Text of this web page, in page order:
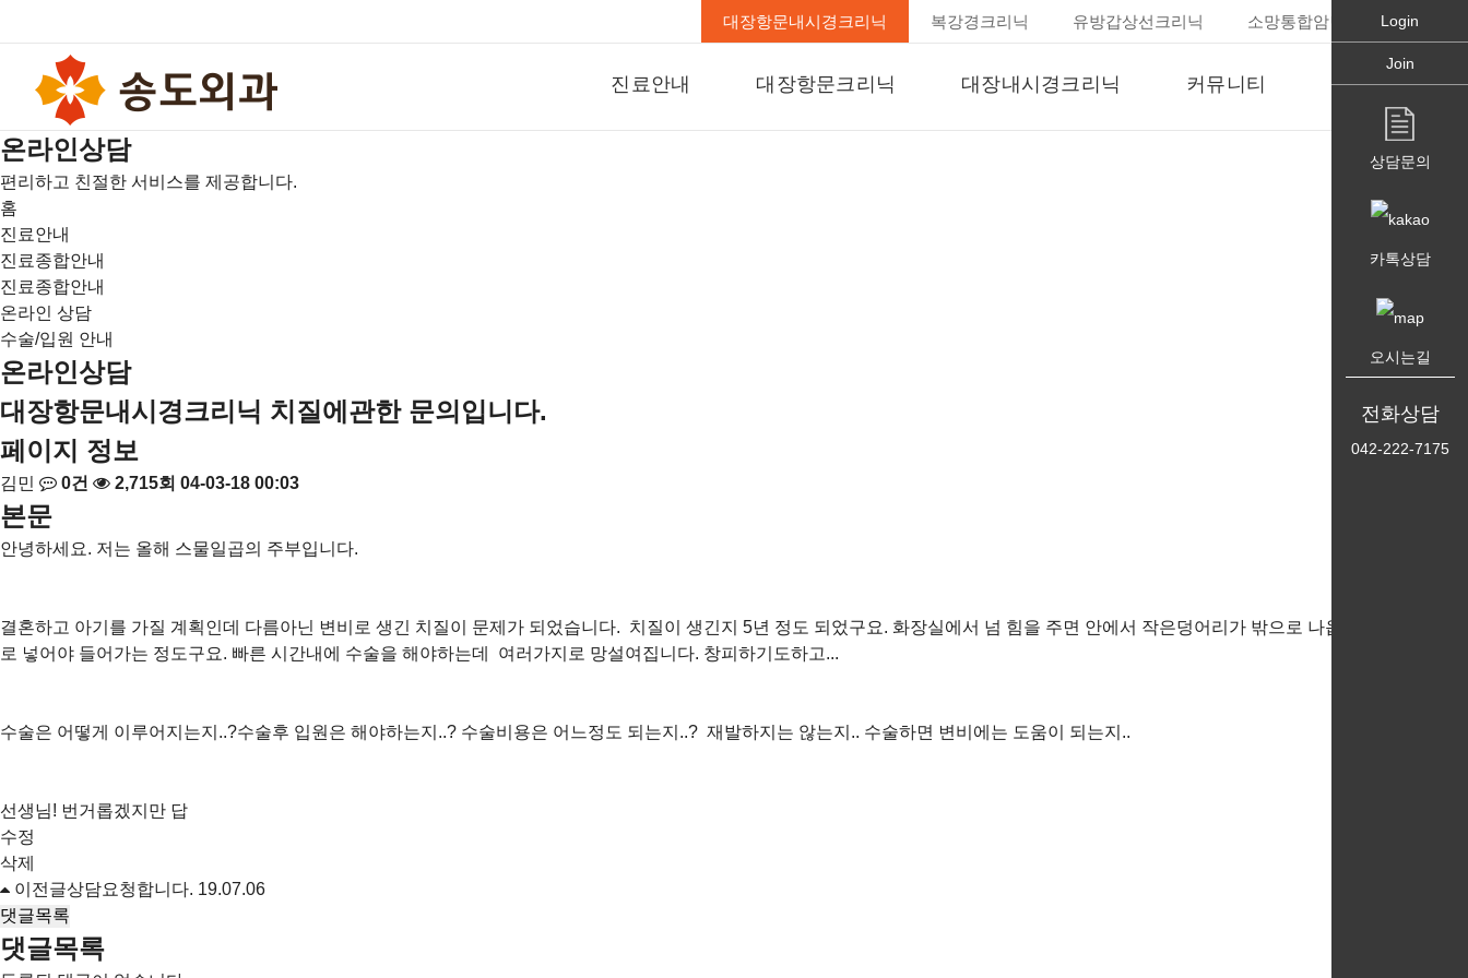
소망통합암면역크리닉
유방갑상선크리닉
복강경크리닉
대장항문내시경크리닉
진료안내 대장항문크리닉 대장내시경크리닉 커뮤니티 병원소개
병원장인사말
의료장비보기
병원둘러보기
찾아오시는길
Login
Join
상담문의
카톡상담
오시는길
전화상담
042-222-7175
온라인상담
편리하고 친절한 서비스를 제공합니다.
홈
진료안내
진료종합안내
진료종합안내
온라인 상담
수술/입원 안내
온라인상담
대장항문내시경크리닉 치질에관한 문의입니다.
페이지 정보
김민 0건 2,715회 04-03-18 00:03
본문
안녕하세요. 저는 올해 스물일곱의 주부입니다.
결혼하고 아기를 가질 계획인데 다름아닌 변비로 생긴 치질이 문제가 되었습니다. 치질이 생긴지 5년 정도 되었구요. 화장실에서 넘 힘을 주면 안에서 작은덩어리가 밖으로 나옵니다. 가끔 손으
로 넣어야 들어가는 정도구요. 빠른 시간내에 수술을 해야하는데 여러가지로 망설여집니다. 창피하기도하고...
수술은 어떻게 이루어지는지..?수술후 입원은 해야하는지..? 수술비용은 어느정도 되는지..? 재발하지는 않는지.. 수술하면 변비에는 도움이 되는지..
선생님! 번거롭겠지만 답
수정
삭제
이전글상담요청합니다. 19.07.06
댓글목록
댓글목록